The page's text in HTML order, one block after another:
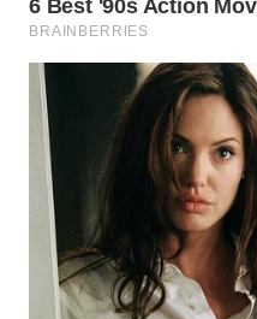
TAPANULI
UTARA
SAMOSIR
PADANG
LAWAS
WN